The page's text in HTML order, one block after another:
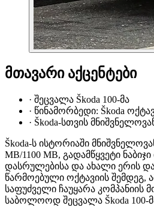
მთავარი აქცენტები
· შეცვალა Škoda 100-მა
· წინამორბედი: Škoda
· Škoda-სთვის
Škoda-ს ისტორიაში
MB/1100 MB, გადამწყვეტი
დასრულებისა და ახალი ერის
წარმოებული ოქტავიის შემდეგ,
საფუძველი ჩაუყარა კომპანიის
საბოლოოდ შეცვალა Škoda 100-